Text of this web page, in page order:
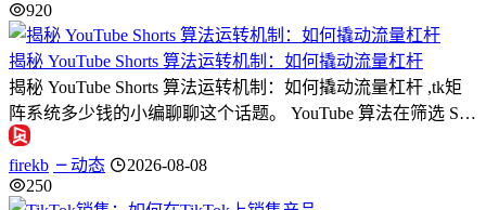
920
揭秘 YouTube Shorts 算法运转机制：如何撬动流量杠杆
揭秘 YouTube Shorts 算法运转机制：如何撬动流量杠杆 ,tk矩
阵系统多少钱的小编聊聊这个话题。 YouTube 算法在筛选 S…
firekb 动态
2026-08-08
250